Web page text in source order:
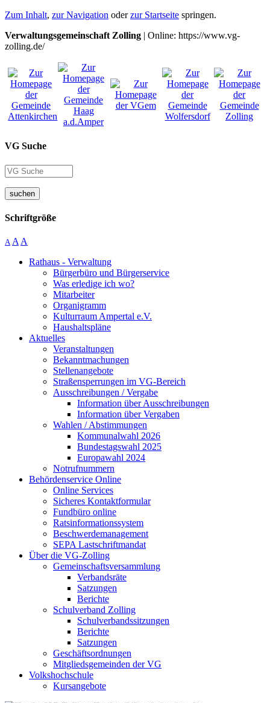
Zum Inhalt, zur Navigation oderzur Startseite springen.
Verwaltungsgemeinschaft Zolling | Online: https://www.vg-
zolling.de/
VG Suche
suchen
Schriftgröße
A A A
Rathaus - Verwaltung
Bürgerbüro und Bürgerservice
Was erledige ich wo?
Mitarbeiter
Organigramm
Kulturraum Ampertal e.V.
Haushaltspläne
Aktuelles
Veranstaltungen
Bekanntmachungen
Stellenangebote
Straßensperrungen im VG-Bereich
Ausschreibungen / Vergabe
Information über Ausschreibungen
Information über Vergaben
Wahlen / Abstimmungen
Kommunalwahl 2026
Bundestagswahl 2025
Europawahl 2024
Notrufnummern
Behördenservice Online
Online Services
Sicheres Kontaktformular
Fundbüro online
Ratsinformationssystem
Beschwerdemanagement
SEPA Lastschriftmandat
Über die VG-Zolling
Gemeinschaftsversammlung
Verbandsräte
Satzungen
Berichte
Schulverband Zolling
Schulverbandssitzungen
Berichte
Satzungen
Geschäftsordnungen
Mitgliedsgemeinden der VG
Volkshochschule
Kursangebote